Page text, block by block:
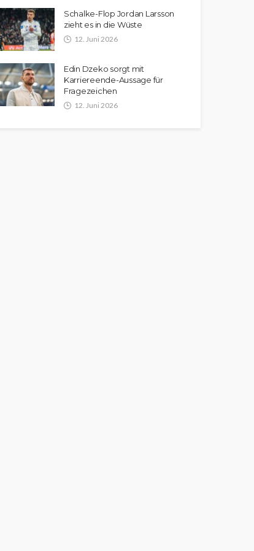
Schalke-Flop Jordan Larsson
zieht es in die Wüste
12. Juni 2026
Edin Dzeko sorgt mit
Karriereende-Aussage für
Fragezeichen
12. Juni 2026